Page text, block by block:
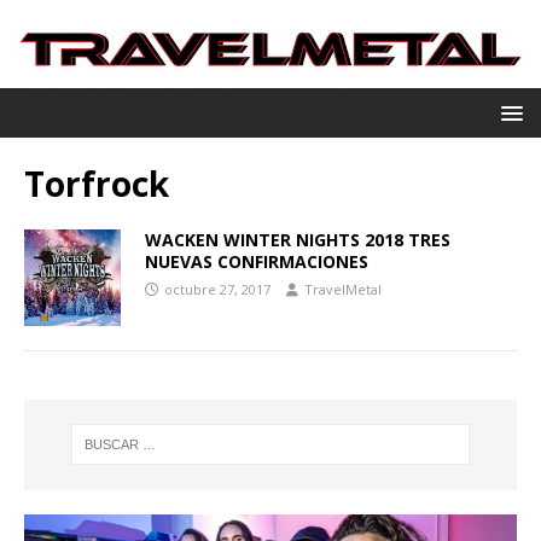
Torfrock
WACKEN WINTER NIGHTS 2018 TRES
NUEVAS CONFIRMACIONES
octubre 27, 2017 TravelMetal